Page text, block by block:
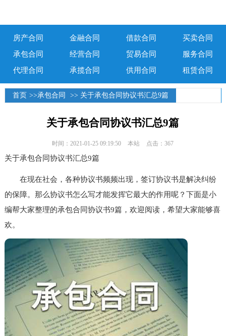
房产合同 金融合同 借款合同
买卖合同
承包合同
经营合同 贸易合同
服务合同
代理合同
承揽合同 供用合同 租赁合同
首页 >>承包合同 >> 关于承包合同协议书汇总9篇
关于承包合同协议书汇总9篇
时间：2021-01-25 09:19:50 本站 点击：367
关于承包合同协议书汇总9篇
在现在社会，各种协议书频频出现，签订协议书是解决纠纷
的保障。那么协议书怎么写才能发挥它最大的作用呢？下面是小
编帮大家整理的承包合同协议书9篇，欢迎阅读，希望大家能够喜
欢。